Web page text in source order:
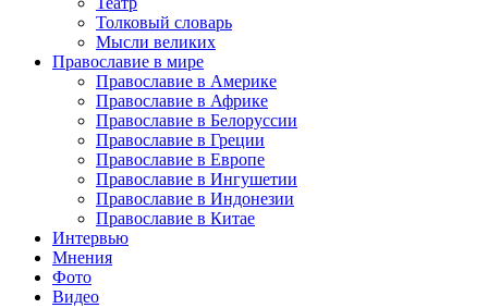
Толковый словарь
Мысли великих
Православие в мире
Православие в Америке
Православие в Африке
Православие в Белоруссии
Православие в Греции
Православие в Европе
Православие в Ингушетии
Православие в Индонезии
Православие в Китае
Интервью
Мнения
Фото
Видео